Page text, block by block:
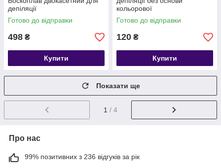
депіляції
Готово до відправки
498 ₴
Купити
кольорової
Готово до відправки
120 ₴
Купити
Показати ще
1 / 4
Про нас
99% позитивних з 236 відгуків за рік